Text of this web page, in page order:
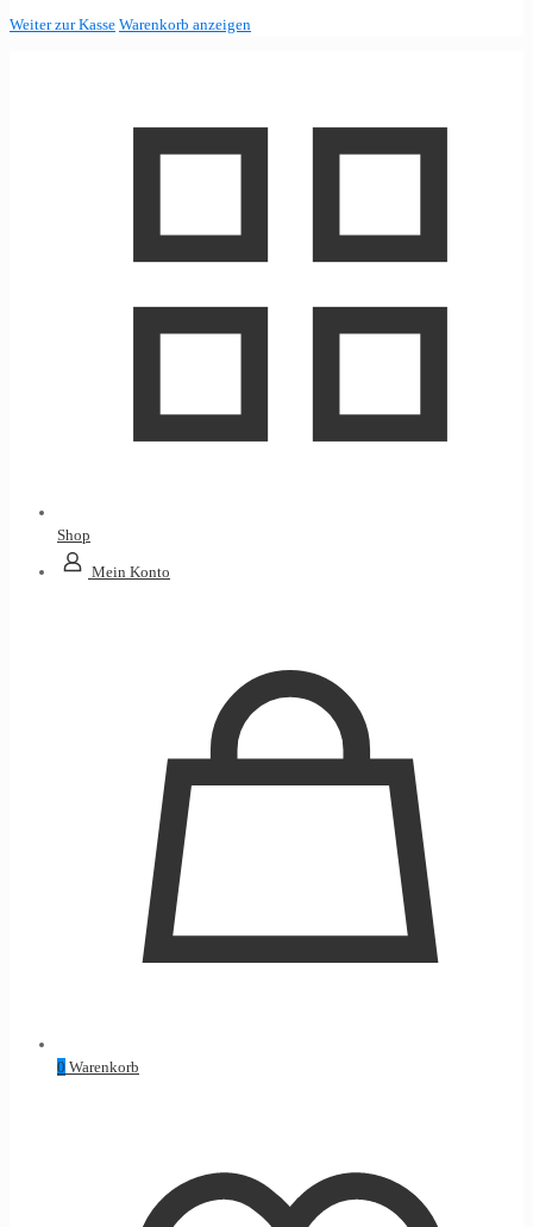
Weiter zur Kasse Warenkorb anzeigen
Shop
Mein Konto
0 Warenkorb